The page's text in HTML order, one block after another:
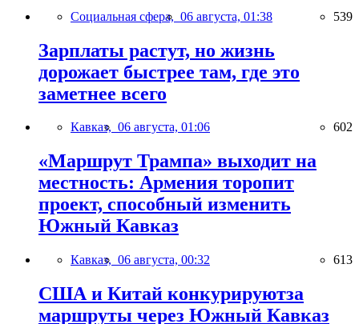
Социальная сфера, 06 августа, 01:38 539
Зарплаты растут, но жизнь
дорожает быстрее там, где это
заметнее всего
Кавказ, 06 августа, 01:06 602
«Маршрут Трампа» выходит на
местность: Армения торопит
проект, способный изменить
Южный Кавказ
Кавказ, 06 августа, 00:32 613
США и Китай конкурируютза
маршруты через Южный Кавказ